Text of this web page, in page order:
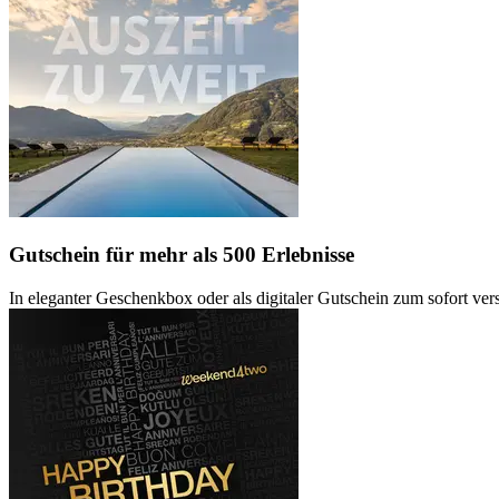
Gutschein für mehr als 500 Erlebnisse
In eleganter Geschenkbox oder als digitaler Gutschein zum sofort